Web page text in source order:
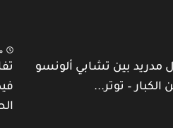
مدريد بين تشابي ألونسو
الكبار – توتر...